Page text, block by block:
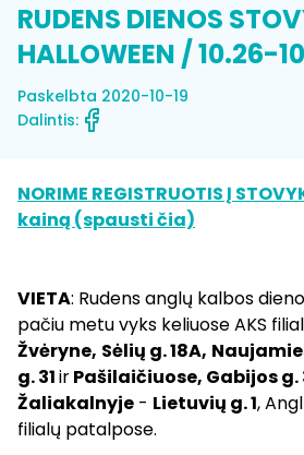
RUDENS DIENOS
HALLOWEEN / 10.26-
Paskelbta 2020-10-19
Dalintis:
NORIME REGISTRUOTIS Į
kainą (spausti čia)
VIETA: Rudens anglų kalbos
pačiu metu vyks keliuose AKS
Žvėryne, Sėlių g. 18A,
g. 31irPašilaičiuose, Gabijos g.
Žaliakalnyje - Lietuvių g. 1,
filialų patalpose.